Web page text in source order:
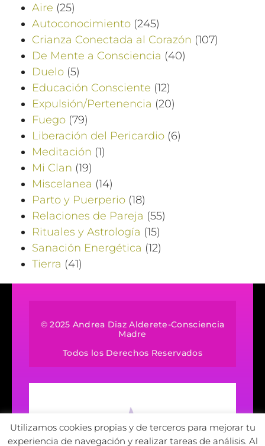
Aire (25)
Autoconocimiento (245)
Crianza Conectada al Corazón (107)
De Mente a Consciencia (40)
Duelo (5)
Educación Consciente (12)
Expulsión/Pertenencia (20)
Fuego (79)
Liberación del Pericardio (6)
Meditación (1)
Mi Clan (19)
Miscelanea (14)
Parto y Puerperio (18)
Relaciones de Pareja (55)
Rituales y Astrología (15)
Sanación Energética (12)
Tierra (41)
© 2025 Andrea Diaz Alderete-Consciencia
Madre
Todos los Derechos Reservados
Utilizamos cookies propias y de terceros para mejorar tu
experiencia de navegación y realizar tareas de análisis. Al